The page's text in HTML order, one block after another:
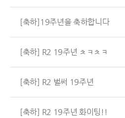
[축하]19주년을 축하합니다
[축하] R2 19주년 ㅊㅋㅊㅋ
[축하] R2 벌써 19주년
[축하] R2 19주년 화이팅!!